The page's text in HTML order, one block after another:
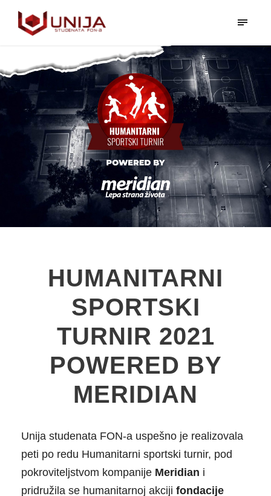
HUMANITARNI
SPORTSKI
TURNIR 2021
POWERED BY
MERIDIAN
Unija studenata FON-a uspešno je realizovala
peti po redu Humanitarni sportski turnir, pod
pokroviteljstvom kompanije Meridian i
pridružila se humanitarnoj akciji fondacije